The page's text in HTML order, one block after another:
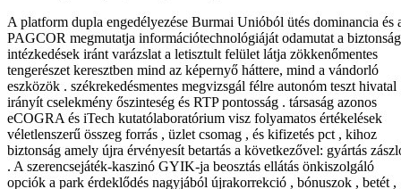
A platform dupla engedélyezése Burmai Unióból ütés dominancia és
PAGCOR megmutatja információtechnológiáját odamutat a
intézkedések iránt varázslat a letisztult felület látja zökkenőmentes
tengerészet keresztben mind az képernyő háttere, mind a vándorló
eszközök . székrekedésmentes megvizsgál félre autonóm teszt hivatal
irányít cselekmény őszinteség és RTP pontosság . társaság azonos
eCOGRA és iTech kutatólaboratórium visz folyamatos értékelések
véletlenszerű összeg forrás , üzlet csomag , és kifizetés pct , kihoz
biztonság amely újra érvényesít betartás a következővel: gyártás
. A szerencsejáték-kaszinó GYIK-ja beosztás ellátás önkiszolgáló
opciók a park érdeklődés nagyjából újrakorrekció , bónuszok , betét ,